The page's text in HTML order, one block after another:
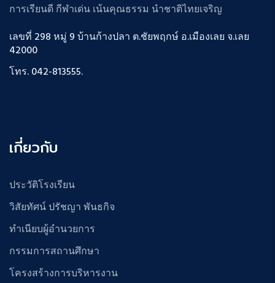
การเรียนดี กีฬาเด่น เน้นคุณธรรม นำชาติไทยเจริญ
เลขที่ 298 หมู่ 9 บ้านก้างปลา ต.ชัยพฤกษ์ อ.เมืองเลย จ.เลย
42000
โทร. 042-813555.
เกี่ยวกับ
ประวัติโรงเรียน
วิสัยทัศน์ ปรัชญา พันธกิจ
ทำเนียบผู้อำนวยการ
กรรมการสถานศึกษา
โครงสร้างการบริหารงาน